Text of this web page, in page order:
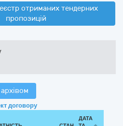
отриманих тендерних
пропозицій
договору
ДАТА